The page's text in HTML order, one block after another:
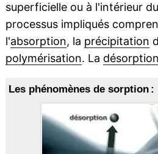
superficielle ou à l'intérieur
processus impliqués
l'absorption, la précipitation
polymérisation. La désorption
Les phénomènes de sorption :